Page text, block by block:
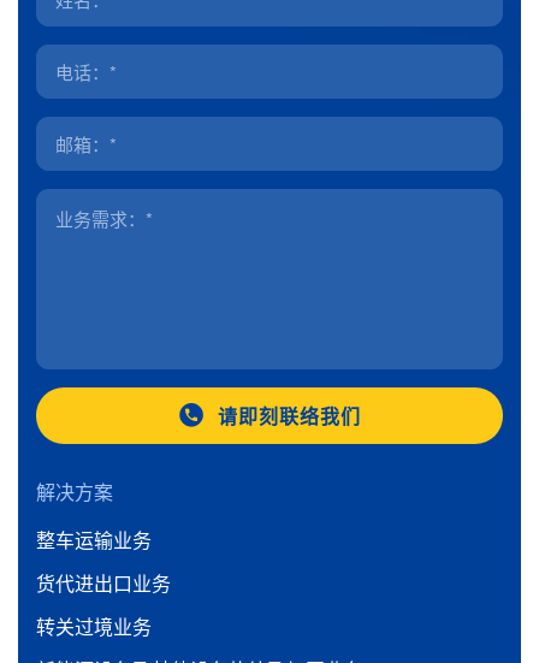
请即刻联络我们
解决方案
整车运输业务
货代进出口业务
转关过境业务